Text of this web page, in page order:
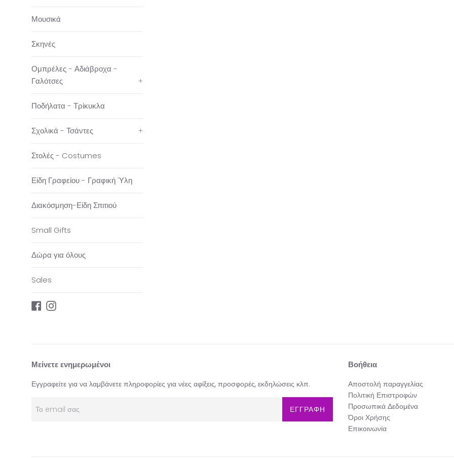
Μουσικά
Σκηνές
Ομπρέλες - Αδιάβροχα -
Γαλότσες
+
Ποδήλατα - Τρίκυκλα
Σχολικά - Τσάντες +
Στολές - Costumes
Είδη Γραφείου - Γραφική Ύλη
Διακόσμηση-Είδη Σπιτιού
Small Gifts
Δώρα για όλους
Sales
Facebook
Instagram
Μείνετε ενημερωμένοι
Εγγραφείτε για να λαμβάνετε πληροφορίες για νέες αφίξεις, προσφορές, εκδηλώσεις κλπ.
ΕΓΓΡΑΦΗ
Βοήθεια
Αποστολή παραγγελίας
Πολιτική Επιστροφών
Προσωπικά Δεδομένα
Όροι Χρήσης
Επικοινωνία